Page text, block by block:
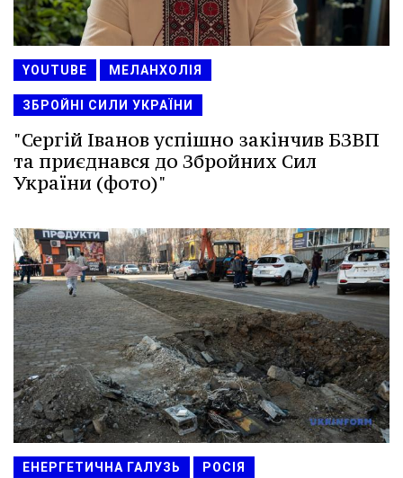
YOUTUBE МЕЛАНХОЛІЯ
ЗБРОЙНІ СИЛИ УКРАЇНИ
"Сергій Іванов успішно закінчив БЗВП
та приєднався до Збройних Сил
України (фото)"
ЕНЕРГЕТИЧНА ГАЛУЗЬ РОСІЯ